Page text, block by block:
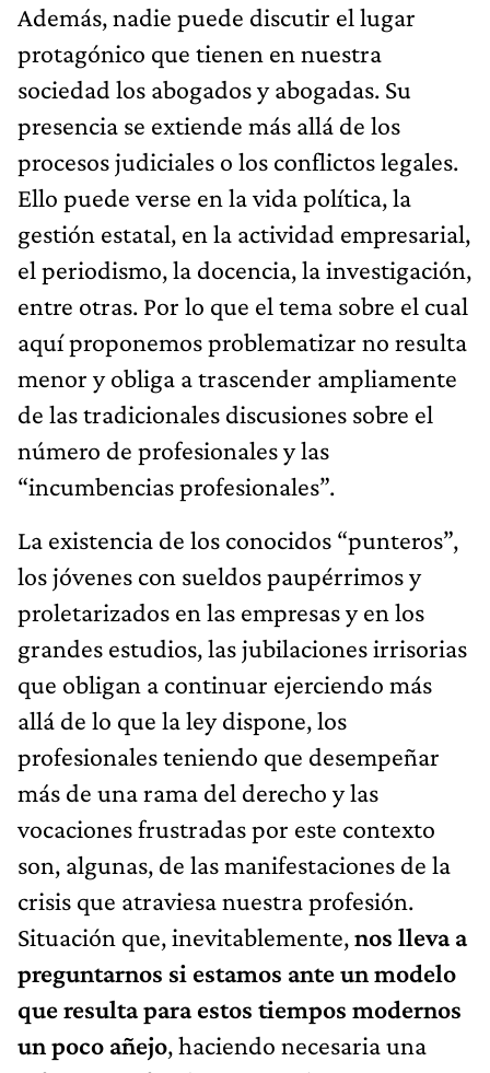
Además, nadie puede discutir el lugar
protagónico que tienen en nuestra
sociedad los abogados y abogadas. Su
presencia se extiende más allá de los
procesos judiciales o los conflictos legales.
Ello puede verse en la vida política, la
gestión estatal, en la actividad empresarial,
el periodismo, la docencia, la investigación,
entre otras. Por lo que el tema sobre el cual
aquí proponemos problematizar no resulta
menor y obliga a trascender ampliamente
de las tradicionales discusiones sobre el
número de profesionales y las
“incumbencias profesionales”.
La existencia de los conocidos “punteros”,
los jóvenes con sueldos paupérrimos y
proletarizados en las empresas y en los
grandes estudios, las jubilaciones irrisorias
que obligan a continuar ejerciendo más
allá de lo que la ley dispone, los
profesionales teniendo que desempeñar
más de una rama del derecho y las
vocaciones frustradas por este contexto
son, algunas, de las manifestaciones de la
crisis que atraviesa nuestra profesión.
Situación que, inevitablemente,nos lleva a
preguntarnos si estamos ante un modelo
que resulta para estos tiempos modernos
un poco añejo, haciendo necesaria una